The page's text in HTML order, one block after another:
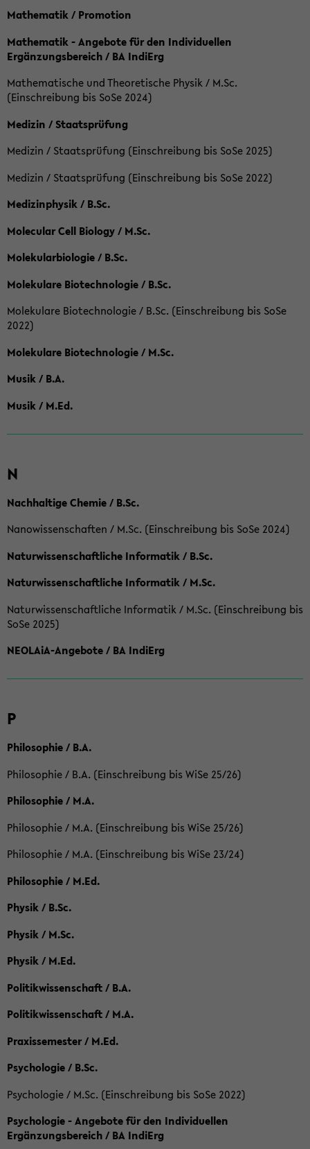
Mathematik / Promotion
Mathematik - Angebote für den Individuellen
Ergänzungsbereich / BA IndiErg
Mathematische und Theoretische Physik / M.Sc.
(Einschreibung bis SoSe 2024)
Medizin / Staatsprüfung
Medizin / Staatsprüfung (Einschreibung bis SoSe 2025)
Medizin / Staatsprüfung (Einschreibung bis SoSe 2022)
Medizinphysik / B.Sc.
Molecular Cell Biology / M.Sc.
Molekularbiologie / B.Sc.
Molekulare Biotechnologie / B.Sc.
Molekulare Biotechnologie / B.Sc. (Einschreibung bis SoSe
2022)
Molekulare Biotechnologie / M.Sc.
Musik / B.A.
Musik / M.Ed.
N
Nachhaltige Chemie / B.Sc.
Nanowissenschaften / M.Sc. (Einschreibung bis SoSe 2024)
Naturwissenschaftliche Informatik / B.Sc.
Naturwissenschaftliche Informatik / M.Sc.
Naturwissenschaftliche Informatik / M.Sc. (Einschreibung bis
SoSe 2025)
NEOLAiA-Angebote / BA IndiErg
P
Philosophie / B.A.
Philosophie / B.A. (Einschreibung bis WiSe 25/26)
Philosophie / M.A.
Philosophie / M.A. (Einschreibung bis WiSe 25/26)
Philosophie / M.A. (Einschreibung bis WiSe 23/24)
Philosophie / M.Ed.
Physik / B.Sc.
Physik / M.Sc.
Physik / M.Ed.
Politikwissenschaft / B.A.
Politikwissenschaft / M.A.
Praxissemester / M.Ed.
Psychologie / B.Sc.
Psychologie / M.Sc. (Einschreibung bis SoSe 2022)
Psychologie - Angebote für den Individuellen
Ergänzungsbereich / BA IndiErg